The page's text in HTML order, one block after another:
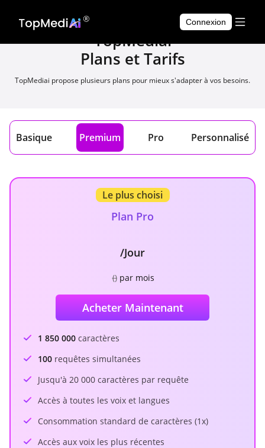
Connexion
API de synthèse vocale
TopMediai
Plans et Tarifs
TopMediai propose plusieurs plans pour mieux s'adapter à vos besoins.
Basique Premium Pro Personnalisé
Le plus choisi
Plan Pro
/Jour
()par mois
Acheter Maintenant
1 850 000 caractères
100 requêtes simultanées
Jusqu'à 20 000 caractères par requête
Accès à toutes les voix et langues
Consommation standard de caractères (1x)
Accès aux voix les plus récentes